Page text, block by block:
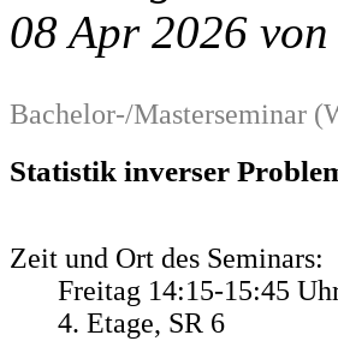
08 Apr 2026 von
Bachelor-/Masterseminar
Statistik inverser
Zeit und Ort des Seminars:
Freitag 14:15-15:45
4. Etage, SR 6